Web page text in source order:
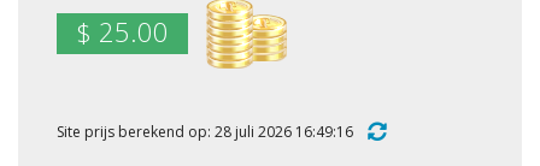
$ 25.00
Site prijs berekend op: 28 juli 2026 16:49:16